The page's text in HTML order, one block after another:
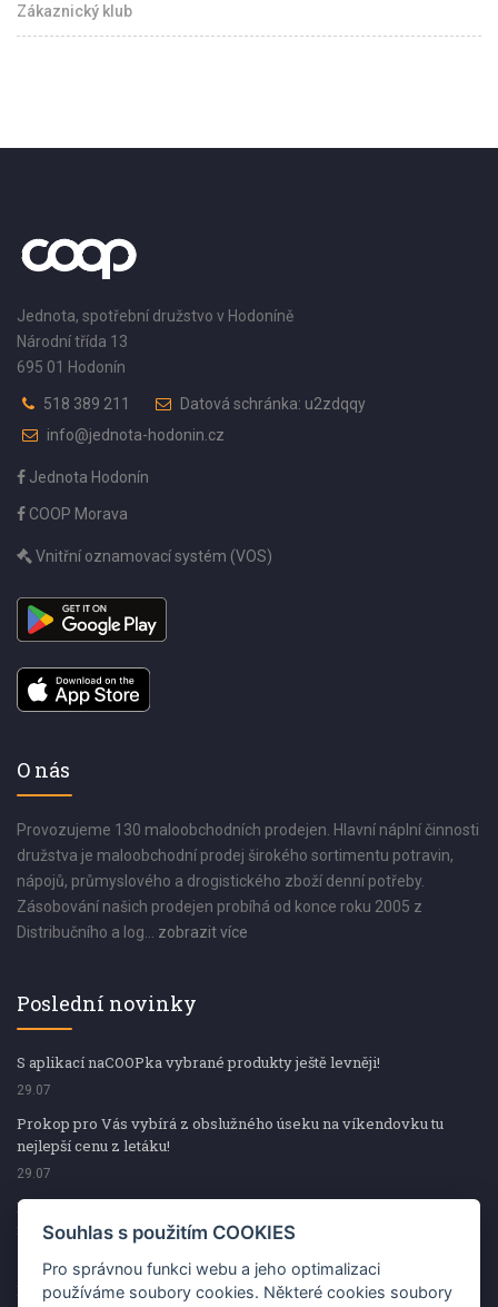
Zákaznický klub
Jednota, spotřební družstvo v Hodoníně
Národní třída 13
695 01 Hodonín
518 389 211
Datová schránka: u2zdqqy
info@jednota-hodonin.cz
Jednota Hodonín
COOP Morava
Vnitřní oznamovací systém (VOS)
O nás
Provozujeme 130 maloobchodních prodejen. Hlavní náplní činnosti
družstva je maloobchodní prodej širokého sortimentu potravin,
nápojů, průmyslového a drogistického zboží denní potřeby.
Zásobování našich prodejen probíhá od konce roku 2005 z
Distribučního a log... zobrazit více
Poslední novinky
S aplikací naCOOPka vybrané produkty ještě levněji!
29.07
Prokop pro Vás vybírá z obslužného úseku na víkendovku tu
nejlepší cenu z letáku!
29.07
Prokop pro Vás vybírá z obslužného úseku na víkendovku tu
nejlepší cenu z letáku!
Kup špekáčky od Váhaly a vyhraj s naCOOPkou sekerku Fiskars
Souhlas s použitím COOKIES
Pro správnou funkci webu a jeho optimalizaci
používáme soubory cookies. Některé cookies soubory